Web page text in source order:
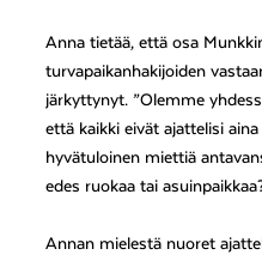
Anna tietää, että osa
turvapaikanhakijoiden
järkyttynyt. ”Olemme
että kaikki eivät ajattelisi
hyvätuloinen miettiä
edes ruokaa tai
Annan mielestä nuoret